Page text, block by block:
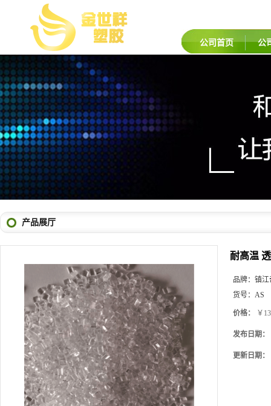
公司首页 公
产品展厅
耐高温
品牌：镇江
价格：
发布日期：
更新日期：